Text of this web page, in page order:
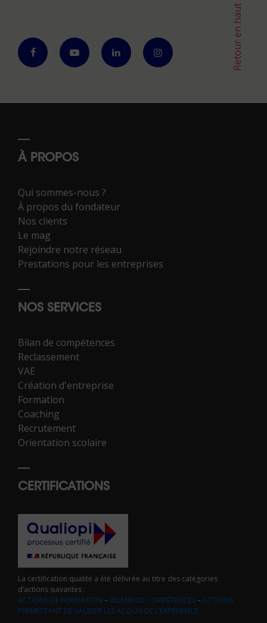
Retour en haut
À PROPOS
Qui sommes-nous ?
À propos du fondateur
Nos clients
Le mag
Rejoindre notre réseau
Prestations pour les entreprises
NOS SERVICES
Bilan de compétences
Reclassement
VAE
Création d'entreprise
Formation
Coaching
Recrutement
Orientation scolaire
CERTIFICATIONS
La certification qualité a été délivrée au titre des catégories
d’actions suivantes :
ACTIONS DE FORMATION – BILANS DE COMPÉTENCES–ACTIONS
PERMETTANT DE VALIDER LES ACQUIS DE L’EXPÉRIENCE